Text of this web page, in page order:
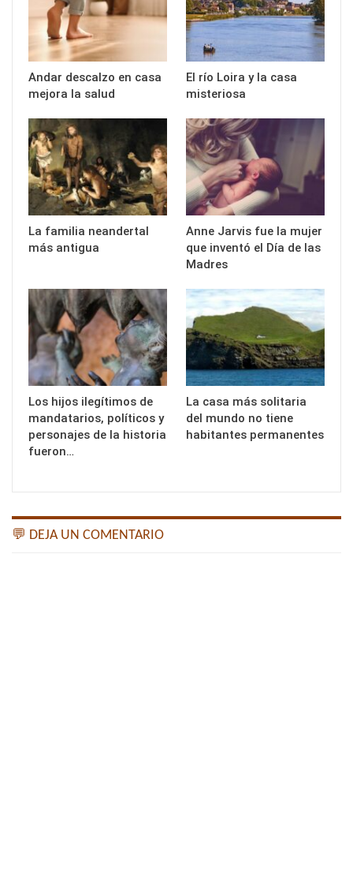
Andar descalzo en casa
mejora la salud
El río Loira y la casa
misteriosa
La familia neandertal
más antigua
Anne Jarvis fue la mujer
que inventó el Día de las
Madres
Los hijos ilegítimos de
mandatarios, políticos y
personajes de la historia
fueron…
La casa más solitaria
del mundo no tiene
habitantes permanentes
💬 DEJA UN COMENTARIO